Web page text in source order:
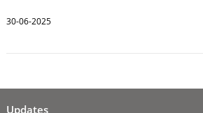
30-06-2025
Updates